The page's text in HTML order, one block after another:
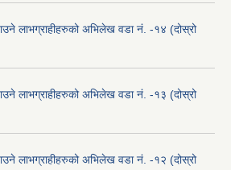
पाउने लाभग्राहीहरुको अभिलेख वडा नं. -१४ (दोस्रो
पाउने लाभग्राहीहरुको अभिलेख वडा नं. -१३ (दोस्रो
पाउने लाभग्राहीहरुको अभिलेख वडा नं. -१२ (दोस्रो